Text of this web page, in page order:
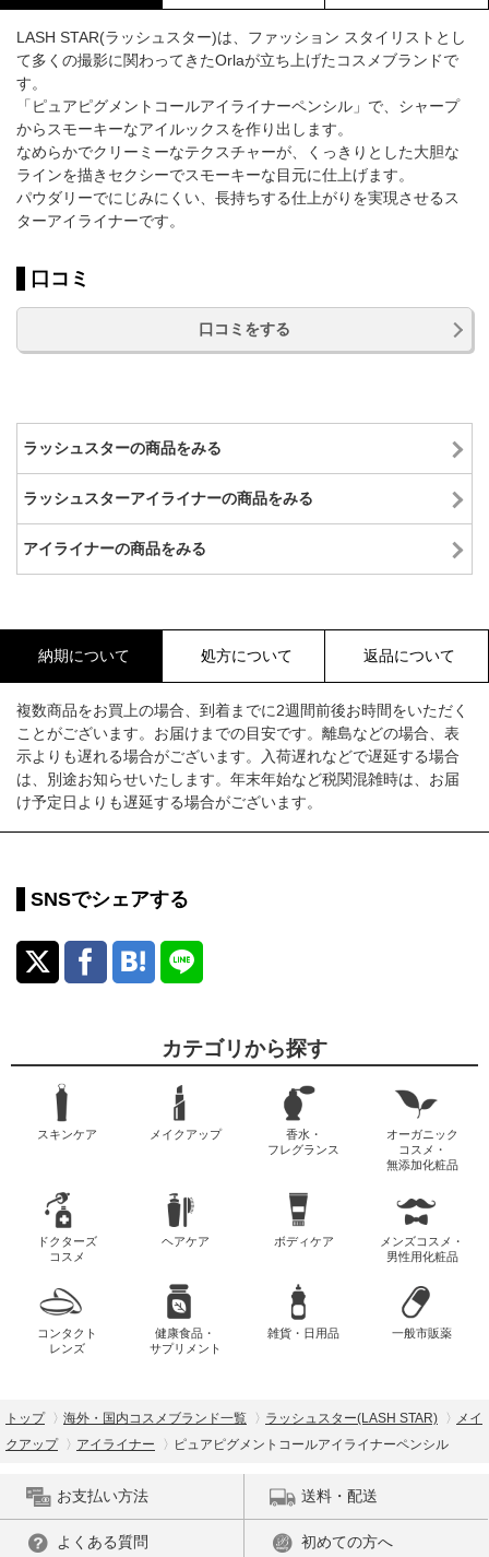
LASH STAR(ラッシュスター)は、ファッション スタイリストとし
て多くの撮影に関わってきたOrlaが立ち上げたコスメブランドで
す。
「ピュアピグメントコールアイライナーペンシル」で、シャープ
からスモーキーなアイルックスを作り出します。
なめらかでクリーミーなテクスチャーが、くっきりとした大胆な
ラインを描きセクシーでスモーキーな目元に仕上げます。
パウダリーでにじみにくい、長持ちする仕上がりを実現させるス
ターアイライナーです。
口コミ
口コミをする
ラッシュスターの商品をみる
ラッシュスターアイライナーの商品をみる
アイライナーの商品をみる
納期について 処方について 返品について
複数商品をお買上の場合、到着までに2週間前後お時間をいただく
ことがございます。お届けまでの目安です。離島などの場合、表
示よりも遅れる場合がございます。入荷遅れなどで遅延する場合
は、別途お知らせいたします。年末年始など税関混雑時は、お届
け予定日よりも遅延する場合がございます。
SNSでシェアする
カテゴリから探す
スキンケア メイクアップ
香水・
フレグランス
オーガニック
コスメ・
無添加化粧品
ドクターズ
コスメ
ヘアケア ボディケア
メンズコスメ・
男性用化粧品
コンタクト
レンズ
健康食品・
サプリメント
雑貨・日用品 一般市販薬
トップ 海外・国内コスメブランド一覧 ラッシュスター(LASH STAR)
メイ
クアップ
アイライナー ピュアピグメントコールアイライナーペンシル
お支払い方法 送料・配送
よくある質問 初めての方へ